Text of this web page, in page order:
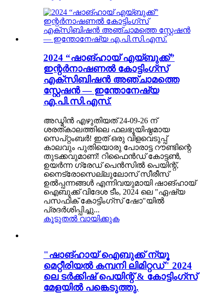
2024 “ഷാങ്ഹായ് എയ്‌ബുക്ക്”
ഇന്റർനാഷണൽ കോട്ടിംഗ്സ്
എക്സിബിഷൻ അഞ്ചാമത്തെ
സ്റ്റേഷൻ — ഇന്തോനേഷ്യ
എ.പി.സി.എസ്.
അഡ്മിൻ എഴുതിയത് 24-09-26 ന്
ശരത്കാലത്തിലെ ഫലഭൂയിഷ്ഠമായ
സെപ്റ്റംബർ! ഇത് ഒരു വിളവെടുപ്പ്
കാലവും പുതിയൊരു പോരാട്ട റൗണ്ടിന്റെ
തുടക്കവുമാണ്! റിഫൈൻഡ് കോട്ടൺ,
ഉയർന്ന ഗ്രേഡ് പെൻസിൽ പെയിന്റ്,
നൈട്രോസെല്ലുലോസ് സീരീസ്
ഉൽപ്പന്നങ്ങൾ എന്നിവയുമായി ഷാങ്ഹായ്
ഐബുക്ക് വിദേശ ടീം, 2024 ലെ "ഏഷ്യ
പസഫിക് കോട്ടിംഗ്സ് ഷോ"യിൽ
പ്രദർശിപ്പിച്ചു...
കൂടുതൽ വായിക്കുക
"ഷാങ്ഹായ് ഐബുക്ക് ന്യൂ
മെറ്റീരിയൽ കമ്പനി ലിമിറ്റഡ്" 2024
ലെ ടർക്കിഷ് പെയിന്റ് & കോട്ടിംഗ്സ്
മേളയിൽ പങ്കെടുത്തു.